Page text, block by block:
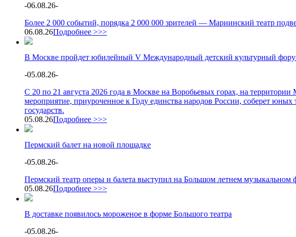
-06.08.26-
Более 2 000 событий, порядка 2 000 000 зрителей — Мариинский театр
06.08.26Подробнее >>>
В Москве пройдет юбилейный V Международный детский культурный
-05.08.26-
С 20 по 21 августа 2026 года в Москве на Воробьевых горах, на
мероприятие, приуроченное к Году единства народов России, соберет
государств.
05.08.26Подробнее >>>
Пермский балет на новой площадке
-05.08.26-
Пермский театр оперы и балета выступил на Большом летнем музыкальном
05.08.26Подробнее >>>
В доставке появилось мороженое в форме Большого театра
-05.08.26-